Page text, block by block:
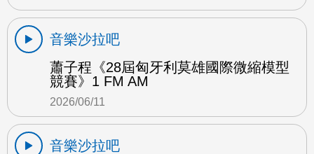
音樂沙拉吧
蕭子程《28屆匈牙利莫雄國際微縮模型
競賽》1 FM AM
2026/06/11
音樂沙拉吧